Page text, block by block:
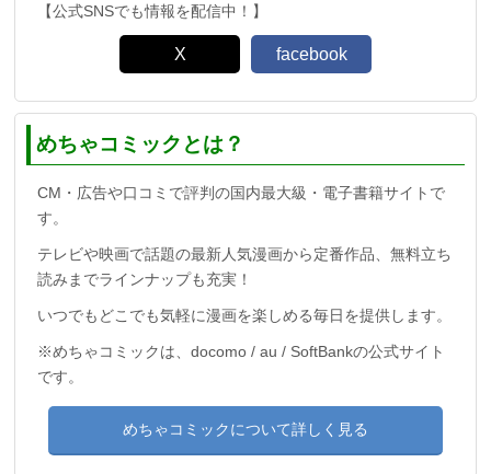
【公式SNSでも情報を配信中！】
X facebook
めちゃコミックとは？
CM・広告や口コミで評判の国内最大級・電子書籍サイトで
す。
テレビや映画で話題の最新人気漫画から定番作品、無料立ち
読みまでラインナップも充実！
いつでもどこでも気軽に漫画を楽しめる毎日を提供します。
※めちゃコミックは、docomo / au / SoftBankの公式サイト
です。
めちゃコミックについて詳しく見る